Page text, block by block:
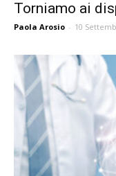
Torniamo ai
Paola Arosio - 10